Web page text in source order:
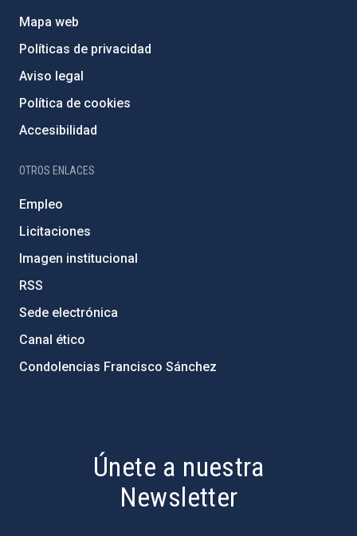
Mapa web
Políticas de privacidad
Aviso legal
Política de cookies
Accesibilidad
OTROS ENLACES
Empleo
Licitaciones
Imagen institucional
RSS
Sede electrónica
Canal ético
Condolencias Francisco Sánchez
Únete a nuestra
Newsletter